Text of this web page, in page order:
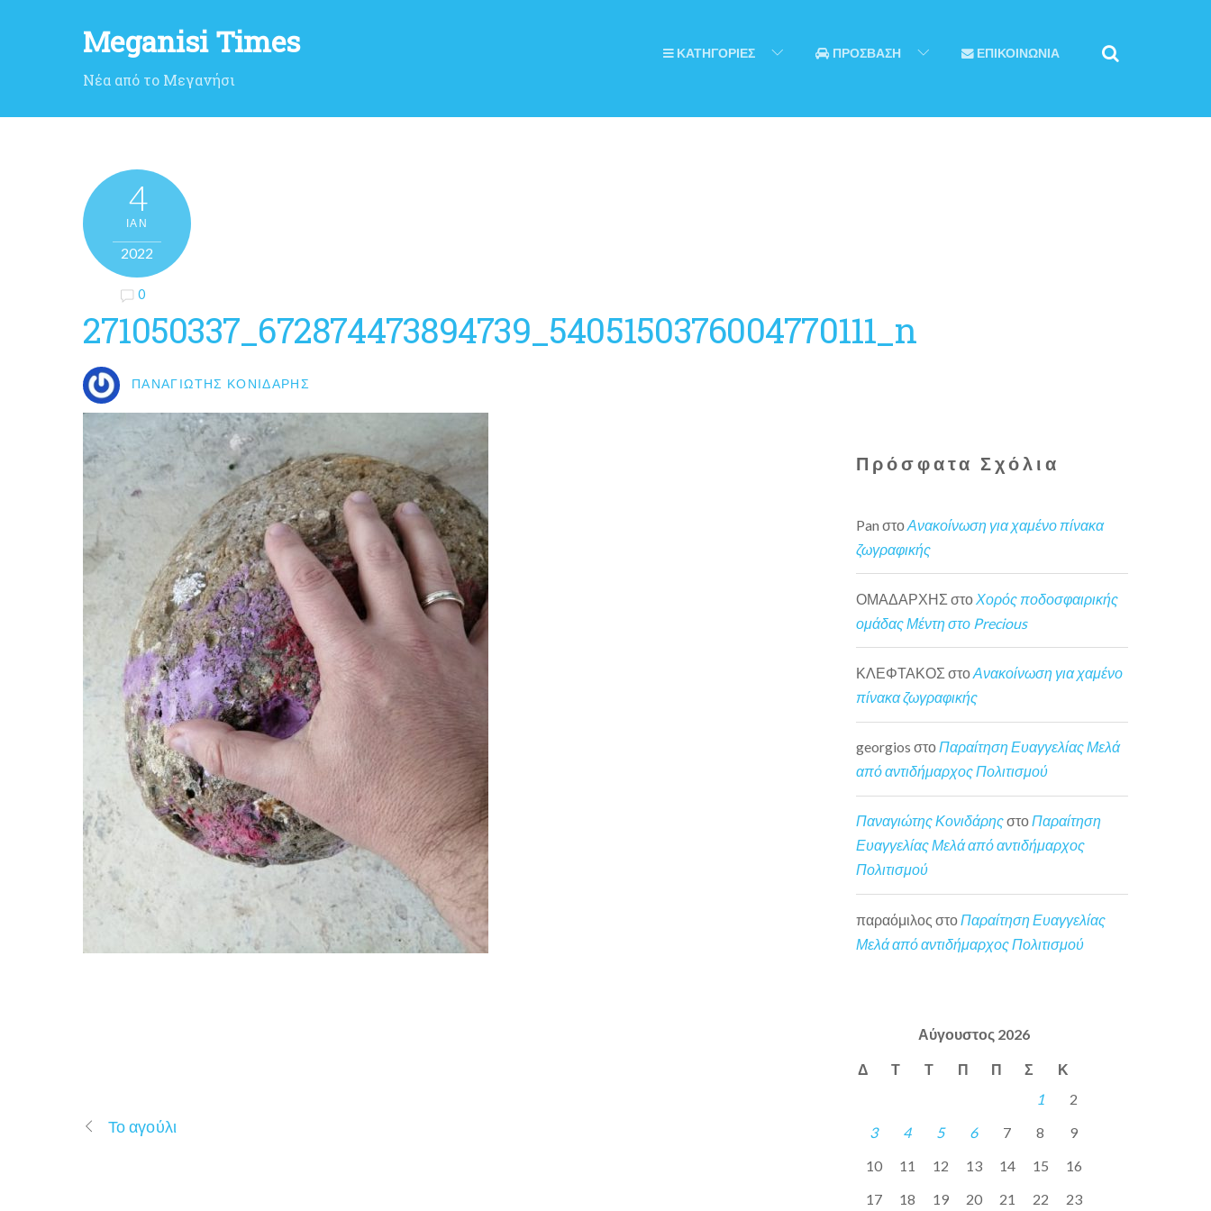
Meganisi Times
Νέα από το Μεγανήσι
ΚΑΤΗΓΟΡΙΕΣ ΠΡΟΣΒΑΣΗ ΕΠΙΚΟΙΝΩΝΙΑ
4
ΙΑΝ
2022
0
271050337_672874473894739_5405150376004770111_n
ΠΑΝΑΓΙΏΤΗΣ ΚΟΝΙΔΆΡΗΣ
Το αγούλι
Πρόσφατα Σχόλια
Pan στοΑνακοίνωση για χαμένο πίνακα
ζωγραφικής
ΟΜΑΔΑΡΧΗΣ στο Χορός ποδοσφαιρικής
ομάδας Μέντη στο Precious
ΚΛΕΦΤΑΚΟΣ στοΑνακοίνωση για χαμένο
πίνακα ζωγραφικής
georgios στοΠαραίτηση Ευαγγελίας Μελά
από αντιδήμαρχος Πολιτισμού
Παναγιώτης ΚονιδάρηςστοΠαραίτηση
Ευαγγελίας Μελά από αντιδήμαρχος
Πολιτισμού
παραόμιλος στο Παραίτηση Ευαγγελίας
Μελά από αντιδήμαρχος Πολιτισμού
Αύγουστος 2026
Δ Τ Τ Π Π Σ
Κ
1
2
3
4 5 6 7 8
9
10
11 12 13 14 15
16
17
18 19 20 21 22 23